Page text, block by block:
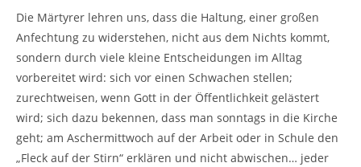
Die Märtyrer lehren uns, dass die Haltung, einer großen
Anfechtung zu widerstehen, nicht aus dem Nichts kommt,
sondern durch viele kleine Entscheidungen im Alltag
vorbereitet wird: sich vor einen Schwachen stellen;
zurechtweisen, wenn Gott in der Öffentlichkeit gelästert
wird; sich dazu bekennen, dass man sonntags in die Kirche
geht; am Aschermittwoch auf der Arbeit oder in Schule den
„Fleck auf der Stirn“ erklären und nicht abwischen… jeder